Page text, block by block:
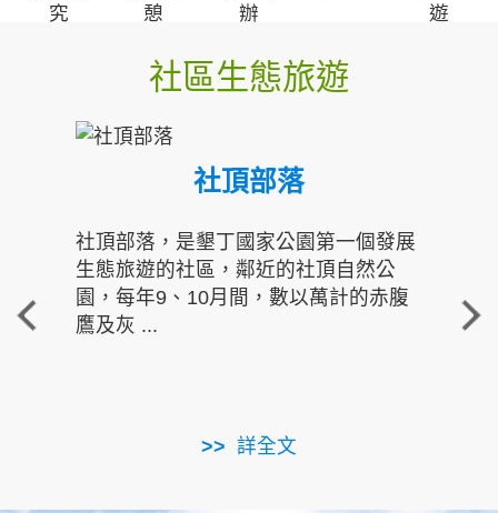
究
憩
辦
遊
社區生態旅遊
社頂部落
社頂部落，是墾丁國家公園第一個發展
生態旅遊的社區，鄰近的社頂自然公
園，每年9、10月間，數以萬計的赤腹
鷹及灰 ...
詳全文
重
走進